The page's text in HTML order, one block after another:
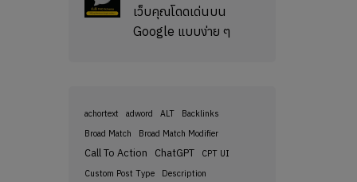
เว็บคุณโดดเด่นบน
Google แบบง่าย ๆ
achortext adword ALT
Backlinks
Broad Match
Broad Match Modifier
Call To Action ChatGPT
CPT UI
Custom Post Type
Description